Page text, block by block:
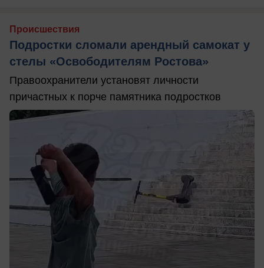
Происшествия
Подростки сломали арендный самокат у
стелы «Освободителям Ростова»
Правоохранители установят личности
причастных к порче памятника подростков